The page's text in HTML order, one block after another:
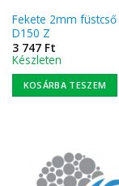
Fekete 2mm
D150 Z
3 747 Ft
Készleten
KOSÁRBA TESZEM